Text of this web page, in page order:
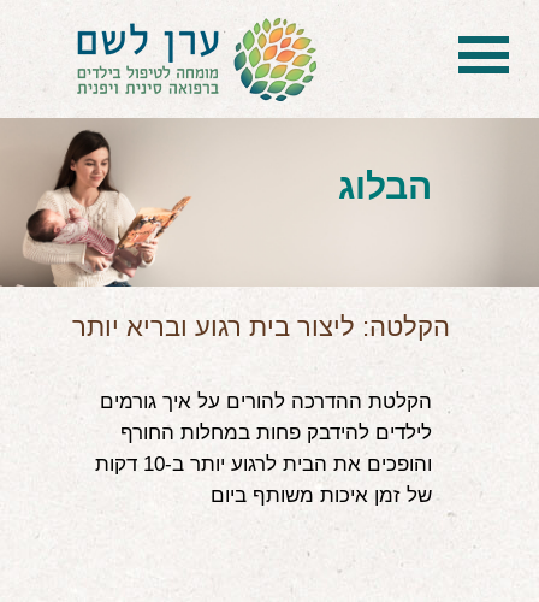
בית
הטיפול
הכל על דיקור סיני ודיקור יפני לילדים
הילד לא מפסיק להיות חולה
בעיות נשימה: קוצר, סטרידור ועוד
קשיים רגשיים, אתגרי התנהגות
בעיות/מחלות נוספות
הבלוג
הקלטה: ליצור בית רגוע ובריא יותר
הקלטת ההדרכה להורים על איך גורמים
לילדים להידבק פחות במחלות החורף
והופכים את הבית לרגוע יותר ב-10 דקות
של זמן איכות משותף ביום